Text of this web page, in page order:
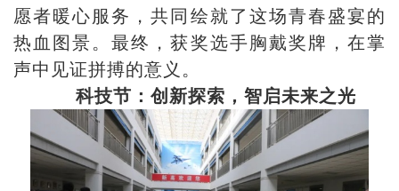
愿者暖心服务，共同绘就了这场青春盛宴的
热血图景。最终，获奖选手胸戴奖牌，在掌
声中见证拼搏的意义。
科技节：创新探索，智启未来之光